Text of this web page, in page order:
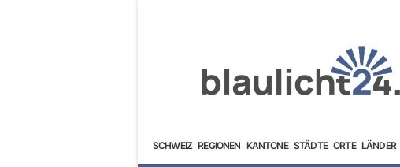
SCHWEIZ REGIONEN KANTONE STÄDTE ORTE LÄNDER